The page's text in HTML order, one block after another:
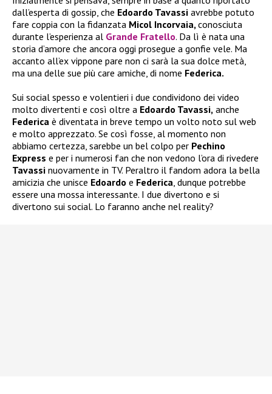
dall’esperta di gossip, che Edoardo Tavassi avrebbe potuto
fare coppia con la fidanzata Micol Incorvaia, conosciuta
durante l’esperienza al Grande Fratello. Da lì è nata una
storia d’amore che ancora oggi prosegue a gonfie vele. Ma
accanto all’ex vippone pare non ci sarà la sua dolce metà,
ma una delle sue più care amiche, di nome Federica.
Sui social spesso e volentieri i due condividono dei video
molto divertenti e così oltre a Edoardo Tavassi, anche
Federica è diventata in breve tempo un volto noto sul web
e molto apprezzato. Se così fosse, al momento non
abbiamo certezza, sarebbe un bel colpo per Pechino
Express e per i numerosi fan che non vedono l’ora di rivedere
Tavassi nuovamente in TV. Peraltro il fandom adora la bella
amicizia che unisce Edoardo e Federica , dunque potrebbe
essere una mossa interessante. I due divertono e si
divertono sui social. Lo faranno anche nel reality?